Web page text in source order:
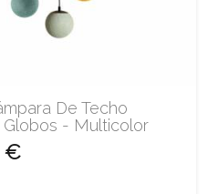
De Techo
- Multicolor
€